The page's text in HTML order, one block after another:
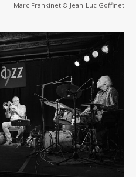
Marc Frankinet © Jean-Luc Goffinet